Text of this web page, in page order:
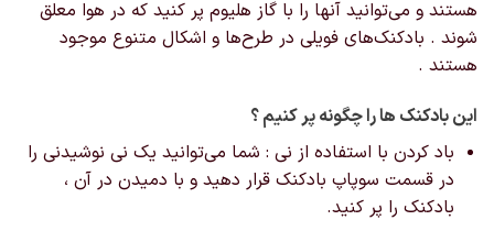
هستند و می‌توانید آنها را با گاز هلیوم پر کنید که در هوا معلق
شوند . بادکنک‌های فویلی در طرح‌ها و اشکال‌ متنوع موجود
هستند .
این بادکنک ها را چگونه پر کنیم ؟
باد کردن با استفاده از نی : شما می‌توانید یک نی نوشیدنی را
در قسمت سوپاپ بادکنک قرار دهید و با دمیدن در آن ،
بادکنک را پر کنید.